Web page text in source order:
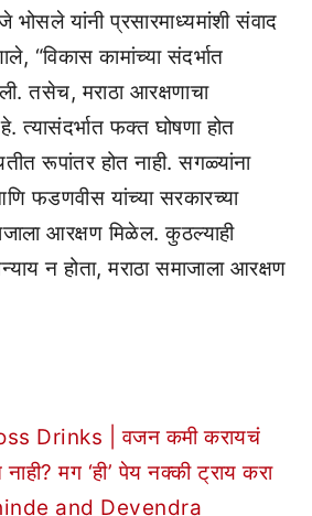
यांनी प्रसारमाध्यमांशी संवाद
“विकास कामांच्या संदर्भात
तसेच, मराठा आरक्षणाचा
त्यासंदर्भात फक्त घोषणा होत
रूपांतर होत नाही. सगळ्यांना
फडणवीस यांच्या सरकारच्या
आरक्षण मिळेल. कुठल्याही
न होता, मराठा समाजाला आरक्षण
Drinks | वजन कमी करायचं
मग ‘ही’ पेय नक्की ट्राय करा
and Devendra